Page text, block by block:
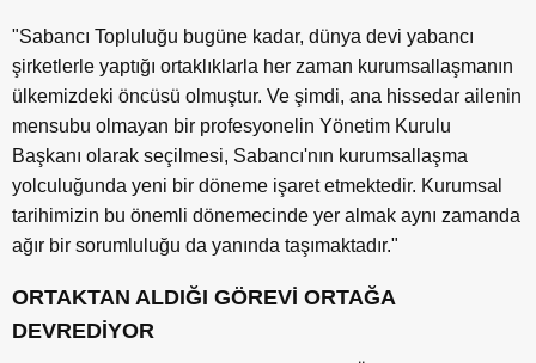
"Sabancı Topluluğu bugüne kadar, dünya devi yabancı
şirketlerle yaptığı ortaklıklarla her zaman kurumsallaşmanın
ülkemizdeki öncüsü olmuştur. Ve şimdi, ana hissedar ailenin
mensubu olmayan bir profesyonelin Yönetim Kurulu
Başkanı olarak seçilmesi, Sabancı'nın kurumsallaşma
yolculuğunda yeni bir döneme işaret etmektedir. Kurumsal
tarihimizin bu önemli dönemecinde yer almak aynı zamanda
ağır bir sorumluluğu da yanında taşımaktadır."
ORTAKTAN ALDIĞI GÖREVİ ORTAĞA
DEVREDİYOR